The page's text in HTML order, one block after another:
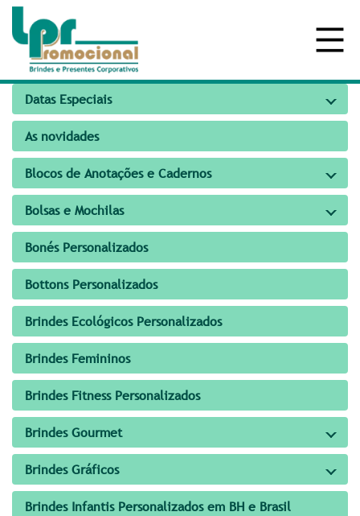
Datas Especiais
As novidades
Blocos de Anotações e Cadernos
Bolsas e Mochilas
Bonés Personalizados
Bottons Personalizados
Brindes Ecológicos Personalizados
Brindes Femininos
Brindes Fitness Personalizados
Brindes Gourmet
Brindes Gráficos
Brindes Infantis Personalizados em BH e Brasil